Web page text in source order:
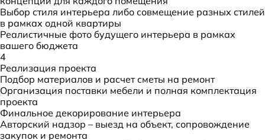
Выбор стиля интерьера либо совмещение разных стилей
в рамках одной квартиры
Реалистичные фото будущего интерьера в рамках
вашего бюджета
4
Реализация проекта
Подбор материалов и расчет сметы на ремонт
Организация поставки мебели и полная комплектация
проекта
Финальное декорирование интерьера
Авторский надзор – выезд на объект, сопровождение
закупок и ремонта